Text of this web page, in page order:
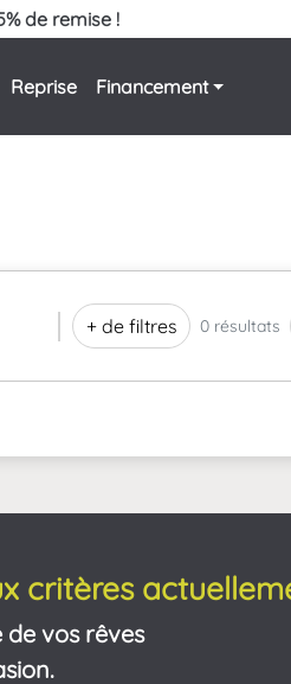
de remise !
Reprise Financement
+ de filtres 0 résultats
critères
vos rêves